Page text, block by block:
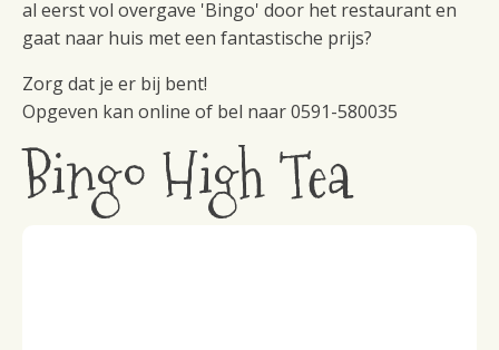
Bingo High Tea
al eerst vol overgave 'Bingo' door het restaurant en
gaat naar huis met een fantastische prijs?
Zorg dat je er bij bent!
Opgeven kan online of bel naar 0591-580035